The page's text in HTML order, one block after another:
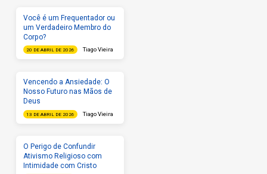
Você é um Frequentador ou
um Verdadeiro Membro do
Corpo?
20 DE ABRIL DE 2026 Tiago Vieira
Vencendo a Ansiedade: O
Nosso Futuro nas Mãos de
Deus
13 DE ABRIL DE 2026 Tiago Vieira
O Perigo de Confundir
Ativismo Religioso com
Intimidade com Cristo